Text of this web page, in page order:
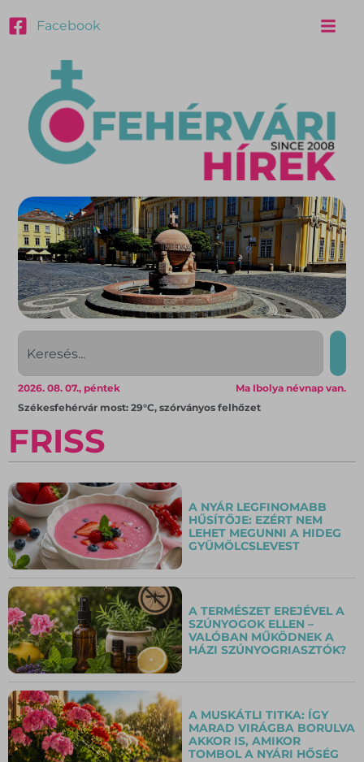
Facebook
Ma Ibolya névnap van.
2026. 08. 07., péntek
Székesfehérvár most: 29°C, szórványos felhőzet
FRISS
A NYÁR LEGFINOMABB
HŰSÍTŐJE: EZÉRT NEM
LEHET MEGUNNI A HIDEG
GYÜMÖLCSLEVEST
A TERMÉSZET EREJÉVEL A
SZÚNYOGOK ELLEN –
VALÓBAN MŰKÖDNEK A
HÁZI SZÚNYOGRIASZTÓK?
A MUSKÁTLI TITKA: ÍGY
MARAD VIRÁGBA BORULVA
AKKOR IS, AMIKOR
TOMBOL A NYÁRI HŐSÉG